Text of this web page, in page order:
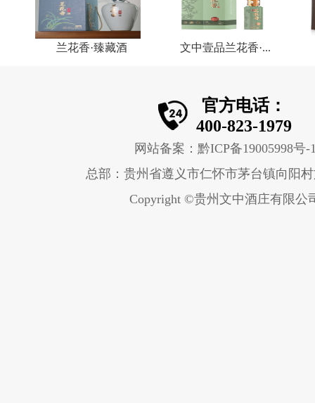
兰花香·臻藏酒 文中壹品兰花香·...
官方电话：
400-823-1979
网站备案：黔ICP备19005998号-
总部：贵州省遵义市仁怀市茅台镇向阳
Copyright ©贵州文中酒庄有限公